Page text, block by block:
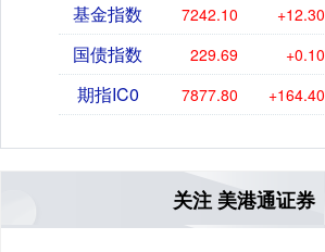
基金指数 7242.10 +12.30
国债指数 229.69 +0.10
期指IC0 7877.80 +164.40
关注 美港通证券